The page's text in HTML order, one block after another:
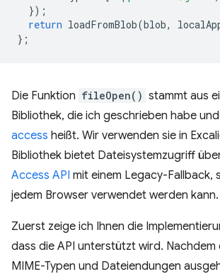
});
return loadFromBlob(blob,
};
Die Funktion fileOpen() stammt aus
Bibliothek, die ich geschrieben habe
access heißt. Wir verwenden sie in
Bibliothek bietet Dateisystemzugriff
Access API mit einem Legacy-Fallback,
jedem Browser verwendet werden kann.
Zuerst zeige ich Ihnen die
dass die API unterstützt wird. Nachdem
MIME-Typen und Dateiendungen